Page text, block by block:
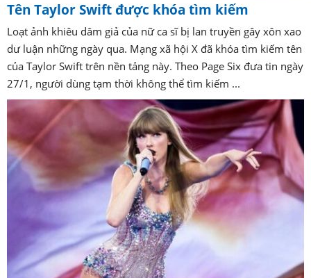
Tên Taylor Swift được khóa tìm kiếm
Loạt ảnh khiêu dâm giả của nữ ca sĩ bị lan truyền gây xôn xao
dư luận những ngày qua. Mạng xã hội X đã khóa tìm kiếm tên
của Taylor Swift trên nền tảng này. Theo Page Six đưa tin ngày
27/1, người dùng tạm thời không thể tìm kiếm ...